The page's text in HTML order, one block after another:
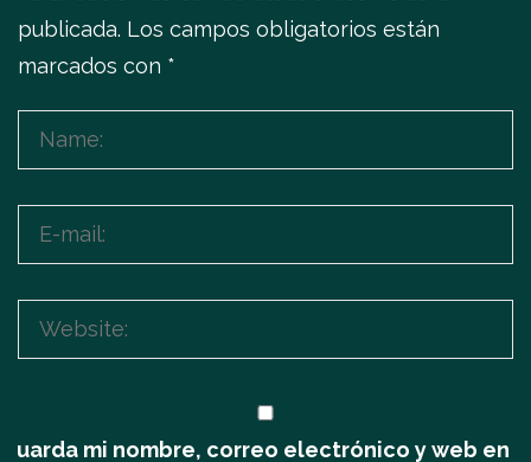
publicada. Los campos obligatorios están
marcados con *
Guarda mi nombre, correo electrónico y web en